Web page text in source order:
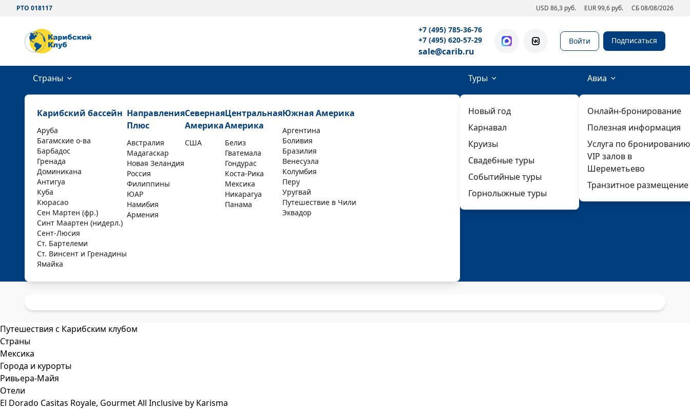
РТО 018117 USD 86,3 руб. EUR 99,6 руб. СБ 08/08/2026
+7 (495) 785-36-76
+7 (495) 620-57-29
sale@carib.ru
Войти Подписаться
Страны
Карибский бассейн
Аруба
Багамские о-ва
Барбадос
Гренада
Доминикана
Антигуа
Куба
Кюрасао
Сен Мартен (фр.)
Синт Маартен (нидерл.)
Сент-Люсия
Ст. Бартелеми
Ст. Винсент и Гренадины
Ямайка
Направления
Плюс
Австралия
Мадагаскар
Новая Зеландия
Россия
Филиппины
ЮАР
Намибия
Армения
Северная
Америка
США
Центральная
Америка
Белиз
Гватемала
Гондурас
Коста-Рика
Мексика
Никарагуа
Панама
Южная Америка
Аргентина
Боливия
Бразилия
Венесуэла
Колумбия
Перу
Уругвай
Путешествие в Чили
Эквадор
Туры
Новый год
Карнавал
Круизы
Свадебные туры
Событийные туры
Горнолыжные туры
Авиа
Онлайн-бронирование
Полезная информация
Услуга по бронированию
VIP залов в
Шереметьево
Транзитное размещение
Путешествия с Карибским клубом
Страны
Мексика
Города и курорты
Ривьера-Майя
Отели
El Dorado Casitas Royale, Gourmet All Inclusive by Karisma